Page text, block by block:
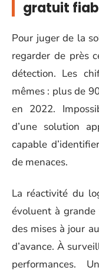
gratuit
Pour juger de la
regarder de près
détection. Les
mêmes : plus de
en 2022.
d’une solution
capable
de menaces.
La réactivité du
évoluent à
des mises à jour
d’avance. À
performances.